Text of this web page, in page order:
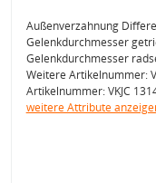
Außenverzahnung
Gelenkdurchmesser
Gelenkdurchmesser
Weitere Artikelnummer:
Artikelnummer: VKJC
weitere Attribute